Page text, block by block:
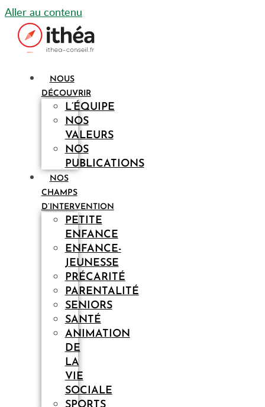
Aller au contenu
NOUS
DÉCOUVRIR
L’ÉQUIPE
NOS
VALEURS
NOS
PUBLICATIONS
NOS
CHAMPS
D’INTERVENTION
PETITE
ENFANCE
ENFANCE-
JEUNESSE
PRÉCARITÉ
PARENTALITÉ
SENIORS
SANTÉ
ANIMATION
DE
LA
VIE
SOCIALE